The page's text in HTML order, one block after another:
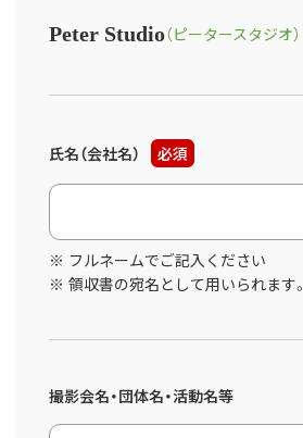
Peter Studio（ピータースタジオ）
氏名（会社名） 必須
フルネームでご記入ください
領収書の宛名として用いられます。
撮影会名・団体名・活動名等